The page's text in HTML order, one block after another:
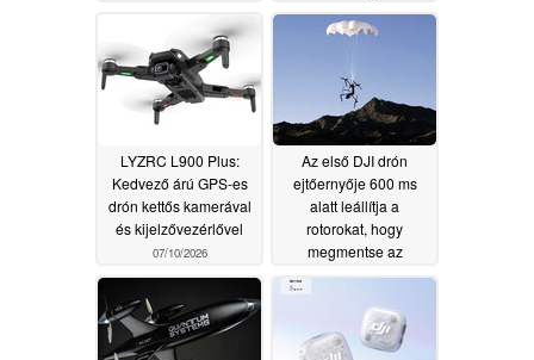
07/11/2026
LYZRC L900 Plus:
Kedvező árú GPS-es
drón kettős kamerával
és kijelzővezérlővel
07/10/2026
Az első DJI drón
ejtőernyője 600 ms
alatt leállítja a
rotorokat, hogy
megmentse az
embereket és a
felszerelést